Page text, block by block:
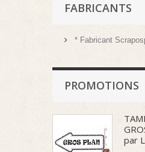
FABRICANTS
* Fabricant
PROMOTIONS
par